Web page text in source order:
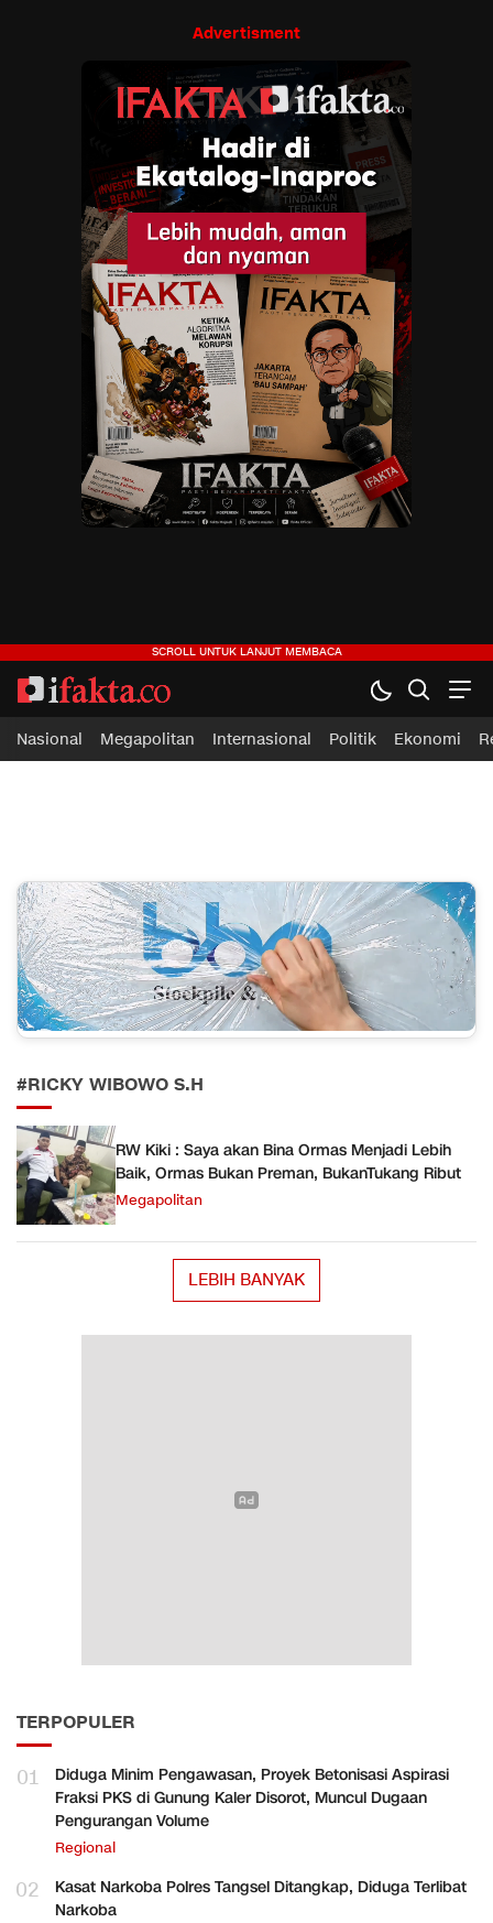
Advertisment
ifakta.co
#pastibenar
Nasional Megapolitan Internasional Politik Ekonomi
#RICKY WIBOWO S.H
RW Kiki : Saya akan Bina Ormas Menjadi Lebih
Baik, Ormas Bukan Preman, BukanTukang Ribut
Megapolitan
LEBIH BANYAK
TERPOPULER
01
Diduga Minim Pengawasan, Proyek Betonisasi Aspirasi
Fraksi PKS di Gunung Kaler Disorot, Muncul Dugaan
Pengurangan Volume
Regional
02
Kasat Narkoba Polres Tangsel Ditangkap, Diduga Terlibat
Narkoba